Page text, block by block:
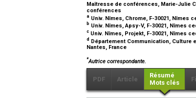
Maîtresse de conférences, Marie-Julie
conférences
a Univ. Nîmes, Chrome, F-30021, Nîmes
b Univ. Nîmes, Apsy-V, F-30021, Nîmes
c Univ. Nîmes, Projekt, F-30021, Nîmes
d Département Communication, Culture
Nantes, France
*Autrice correspondante.
PDF Article
Résumé
Mots clés